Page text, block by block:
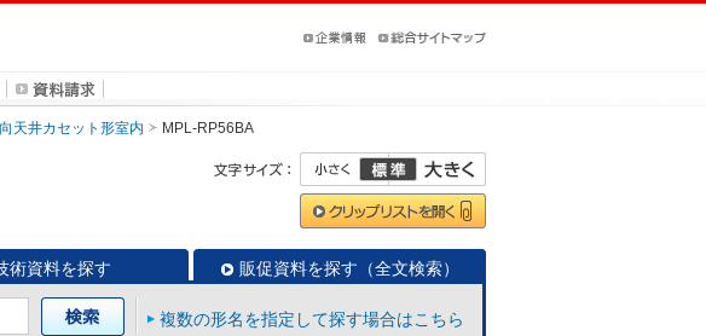
天井カセット形室内 MPL-RP56BA
術資料を探す 販促資料を探す（全文検索）
複数の形名を指定して探す場合はこちら